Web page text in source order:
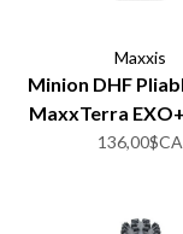
Maxxis
Minion DHF
MaxxTerra
136,00$CA